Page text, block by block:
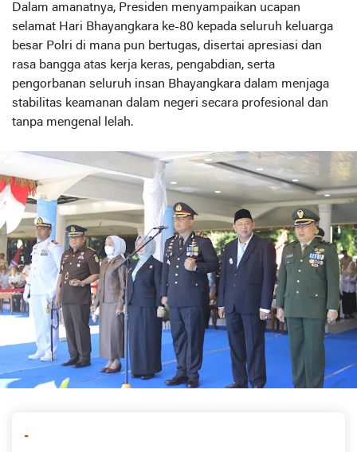
‎Dalam amanatnya, Presiden menyampaikan ucapan
selamat Hari Bhayangkara ke-80 kepada seluruh keluarga
besar Polri di mana pun bertugas, disertai apresiasi dan
rasa bangga atas kerja keras, pengabdian, serta
pengorbanan seluruh insan Bhayangkara dalam menjaga
stabilitas keamanan dalam negeri secara profesional dan
tanpa mengenal lelah.
-